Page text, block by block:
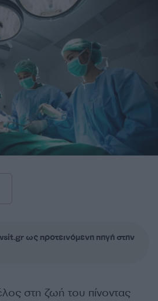
ως προτεινόμενη πηγή στην
στη ζωή του πίνοντας